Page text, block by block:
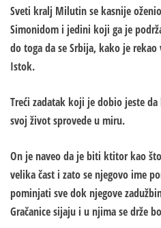
Sveti kralj Milutin se kasnije
Simonidom i jedini koji ga je
do toga da se Srbija, kako je
Istok.
Treći zadatak koji je dobio jeste
svoj život sprovede u miru.
On je naveo da je biti ktitor kao
velika čast i zato se njegovo ime
pominjati sve dok njegove
Gračanice sijaju i u njima se drže